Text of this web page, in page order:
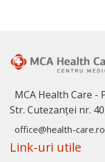
MCA Health Care -
Str. Cutezanței nr.
office@health-care.ro
Link-uri utile